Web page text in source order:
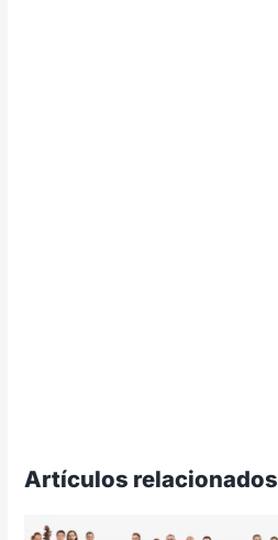
Artículos relacionados